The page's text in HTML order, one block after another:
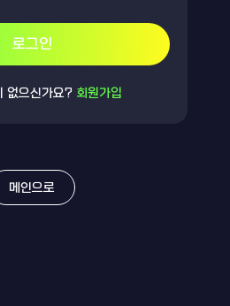
로그인
없으신가요? 회원가입
메인으로